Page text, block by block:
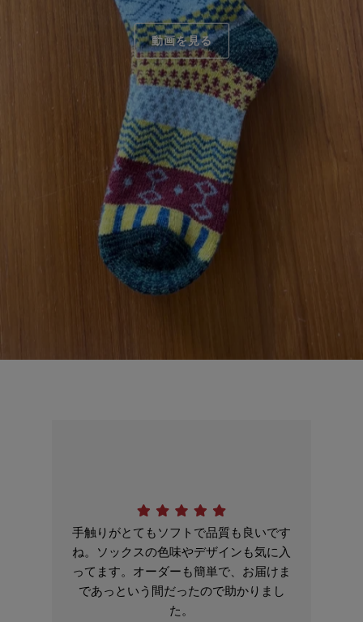
動画を見る
手触りがとてもソフトで品質も良いです
ね。ソックスの色味やデザインも気に入
ってます。オーダーも簡単で、お届けま
であっという間だったので助かりまし
た。